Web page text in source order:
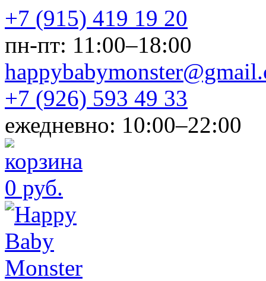
+7 (915) 419 19 20
пн-пт: 11:00–18:00
+7 (926) 593 49 33
ежедневно: 10:00–22:00
0 руб.